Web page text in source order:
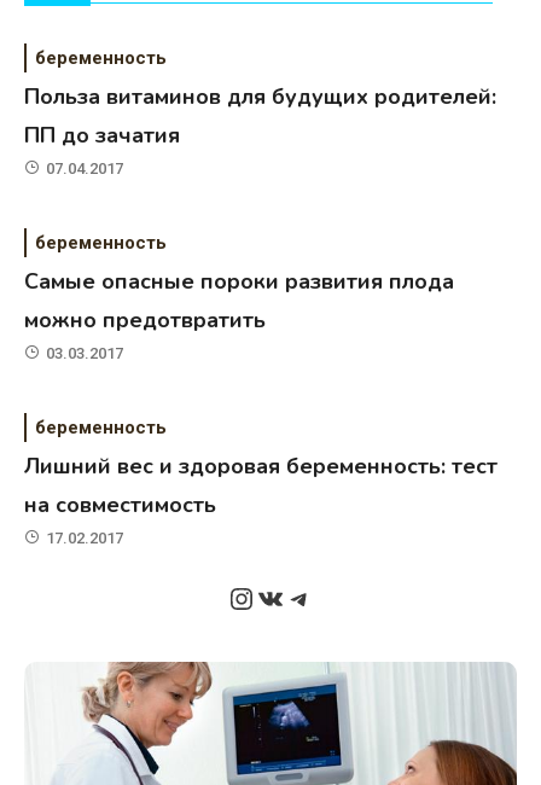
беременность
Польза витаминов для будущих родителей:
ПП до зачатия
07.04.2017
беременность
Самые опасные пороки развития плода
можно предотвратить
03.03.2017
беременность
Лишний вес и здоровая беременность: тест
на совместимость
17.02.2017
Instagram
ВКонтакте
Telegram